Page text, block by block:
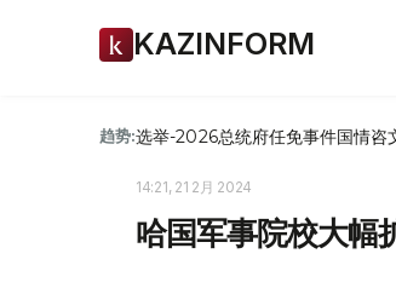
KAZINFORM
趋势:选举-2026总统府任免事件国情咨
14:21, 21 2月 2024
哈国军事院校大幅